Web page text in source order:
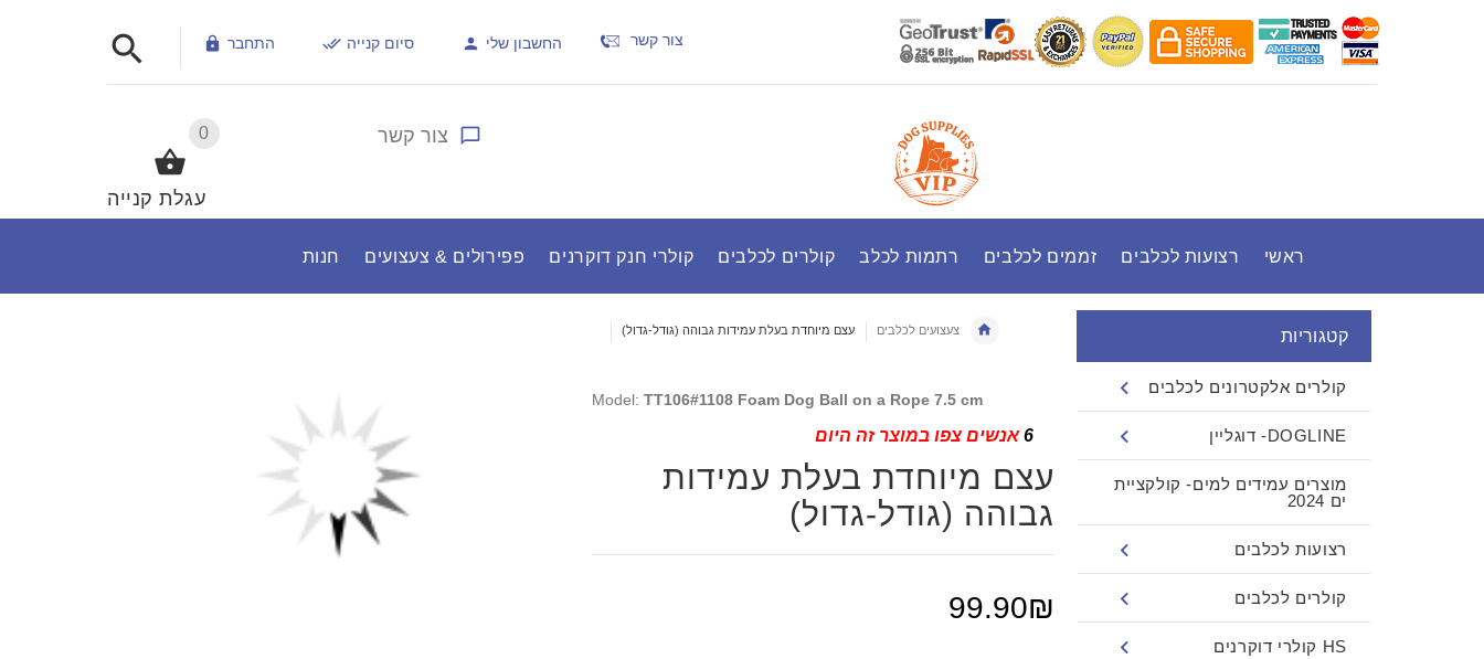
צור קשר החשבון שלי סיום קנייה התחבר
0
עגלת קנייה
צור קשר
חנות פפירולים & צעצועים קולרי חנק דוקרנים קולרים לכלבים רתמות לכלב זממים לכלבים רצועות לכלבים ראשי
צעצועים לכלבים עצם מיוחדת בעלת עמידות גבוהה (גודל-גדול)
Model: TT106#1108 Foam Dog Ball on a Rope 7.5 cm
6 אנשים צפו במוצר זה היום
עצם מיוחדת בעלת עמידות
גבוהה (גודל-גדול)
99.90₪
קטגוריות
קולרים אלקטרונים לכלבים
DOGLINE- דוגליין
מוצרים עמידים למים- קולקציית
ים 2024
רצועות לכלבים
קולרים לכלבים
HS קולרי דוקרנים